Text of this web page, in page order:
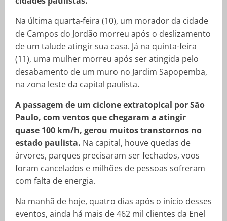
Na última quarta-feira (10), um morador da cidade
de Campos do Jordão morreu após o deslizamento
de um talude atingir sua casa. Já na quinta-feira
(11), uma mulher morreu após ser atingida pelo
desabamento de um muro no Jardim Sapopemba,
na zona leste da capital paulista.
A passagem de um ciclone extratopical por São
Paulo, com ventos que chegaram a atingir
quase 100 km/h, gerou muitos transtornos no
estado paulista. Na capital, houve quedas de
árvores, parques precisaram ser fechados, voos
foram cancelados e milhões de pessoas sofreram
com falta de energia.
Na manhã de hoje, quatro dias após o início desses
eventos, ainda há mais de 462 mil clientes da Enel